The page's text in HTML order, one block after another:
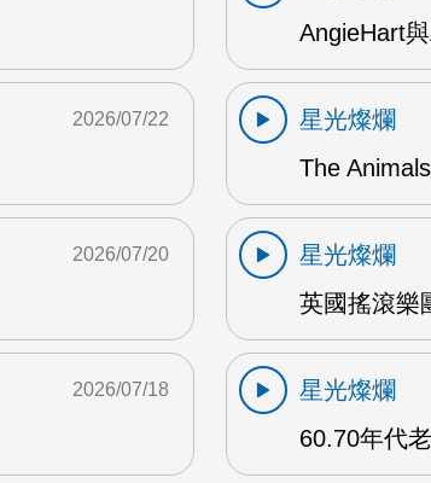
AngieHart
2026/07/22
星光燦爛
The
2026/07/20
星光燦爛
英國搖滾樂
2026/07/18
星光燦爛
60.70年代